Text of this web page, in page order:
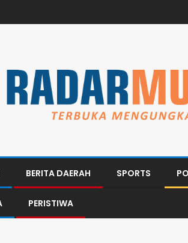
BERITA DAERAH SPORTS
PERISTIWA